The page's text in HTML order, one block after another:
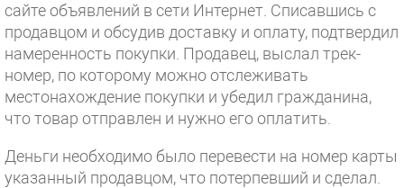
сайте объявлений в сети Интернет. Списавшись с
продавцом и обсудив доставку и оплату, подтвердил
намеренность покупки. Продавец, выслал трек-
номер, по которому можно отслеживать
местонахождение покупки и убедил гражданина,
что товар отправлен и нужно его оплатить.
Деньги необходимо было перевести на номер карты
указанный продавцом, что потерпевший и сделал.